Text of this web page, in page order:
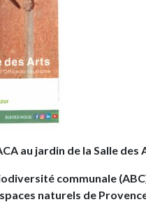
au jardin de la Salle des
communale
naturels de